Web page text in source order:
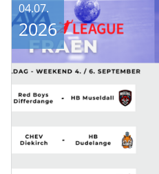
04.07.
2026